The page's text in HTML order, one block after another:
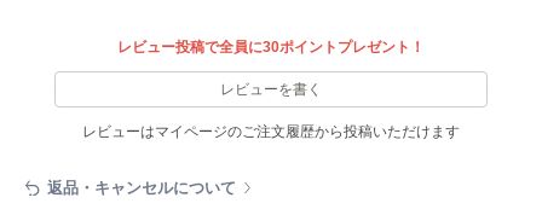
リトルユニオン トウキョウ
メイドオブオーガニクス
レビュー投稿で全員に30ポイントプレゼント！
レビューを書く
レビューはマイページのご注文履歴から投稿いただけます
返品・キャンセルについて